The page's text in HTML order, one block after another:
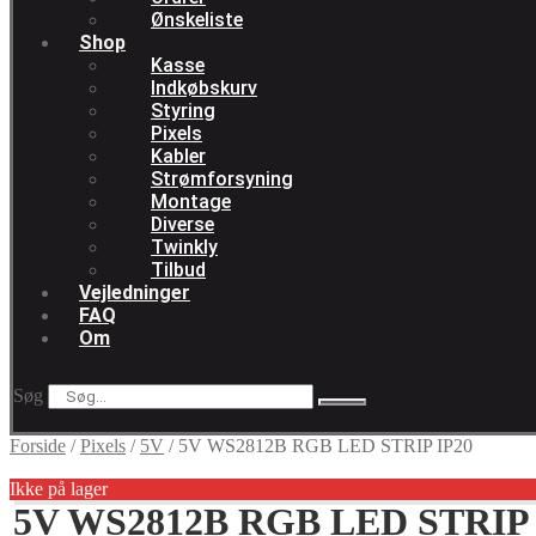
Ønskeliste
Shop
Kasse
Indkøbskurv
Styring
Pixels
Kabler
Strømforsyning
Montage
Diverse
Twinkly
Tilbud
Vejledninger
FAQ
Om
Søg
Forside /Pixels / 5V / 5V WS2812B RGB LED STRIP IP20
Ikke på lager
5V WS2812B RGB LED